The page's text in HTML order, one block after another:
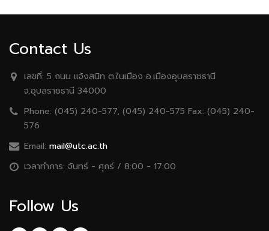
Contact Us
เลขที่: 5 ถนน เเจ้งสนิท ต.ในเมือง อ.เมืองอุบลราชธานี
จ.อุบลราชธานี 34000
Phone: (045) 240-577, (045) 240-575 Fax: (045) 240-
576
Email: mail@utc.ac.th
เวลาทำการ: จันทร์ - ศุกร์ / 8:00 - 17:00
Follow Us